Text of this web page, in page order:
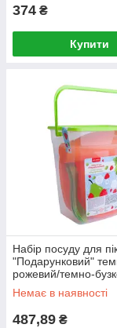
374 ₴
Купити
Набір посуду для
"Подарунковий"
рожевий/темно-
Алеана
Немає в наявності
487,89 ₴